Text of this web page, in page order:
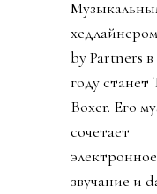
by Partners
году станет
Boxer. Его
сочетает
электронное
звучание и